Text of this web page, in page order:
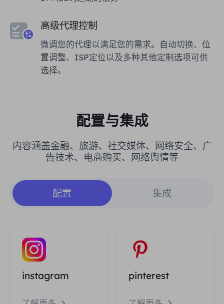
高级代理控制
微调您的代理以满足您的需求。自动切换、位
置调整、ISP定位以及多种其他定制选项可供
选择。
配置与集成
内容涵盖金融、旅游、社交媒体、网络安全、广
告技术、电商购买、网络舆情等
配置 集成
instagram pinterest